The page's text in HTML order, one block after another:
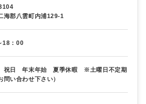
海郡八雲町内浦129-1
18：00
祝日 年末年始 夏季休暇 ※土曜日不定期
問い合わせ下さい）